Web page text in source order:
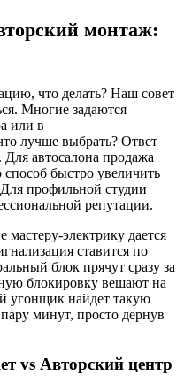
монтаж:
что делать? Наш совет
Многие задаются
или в
лучше выбрать? Ответ
Для автосалона продажа
быстро увеличить
профильной студии
репутации.
мастеру-электрику дается
ставится по
блок прячут сразу за
блокировку вешают на
угонщик найдет такую
минут, просто дернув
vs Авторский центр